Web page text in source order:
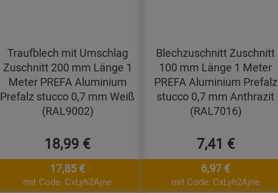
Traufblech mit Umschlag
Zuschnitt 200 mm Länge 1
Meter PREFA Aluminium
Prefalz stucco 0,7 mm Weiß
(RAL9002)
18,99 €
17,85 €
mit Code: CxLyh2Ajne
Blechzuschnitt Zuschnitt
100 mm Länge 1 Meter
PREFA Aluminium Prefalz
stucco 0,7 mm Anthrazit
(RAL7016)
7,41 €
6,97 €
mit Code: CxLyh2Ajne